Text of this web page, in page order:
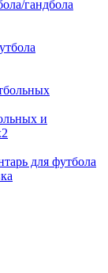
гандбола
и
для футбола